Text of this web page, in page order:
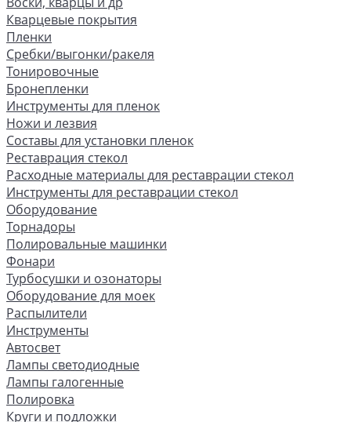
Кварцевые покрытия
Пленки
Сребки/выгонки/ракеля
Тонировочные
Бронепленки
Инструменты для пленок
Ножи и лезвия
Составы для установки пленок
Реставрация стекол
Расходные материалы для реставрации стекол
Инструменты для реставрации стекол
Оборудование
Торнадоры
Полировальные машинки
Фонари
Турбосушки и озонаторы
Оборудование для моек
Распылители
Инструменты
Автосвет
Лампы светодиодные
Лампы галогенные
Полировка
Круги и подложки